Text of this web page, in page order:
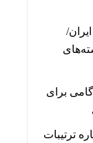
ایران/
برای
ترتیبات